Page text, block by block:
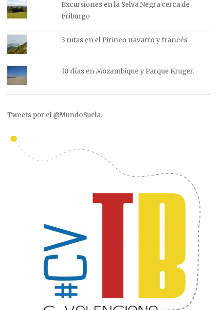
Excursiones en la Selva Negra cerca de
Friburgo
3 rutas en el Pirineo navarro y francés
10 días en Mozambique y Parque Kruger.
Tweets por el @MundoSuela.